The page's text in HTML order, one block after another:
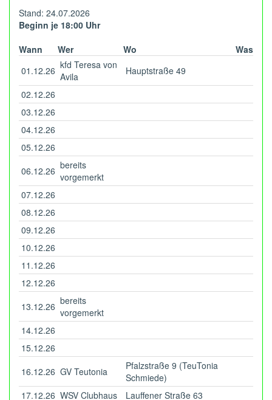
Stand: 24.07.2026
Beginn je 18:00 Uhr
Wann
Wer Wo
Was
01.12.26 kfd Teresa von
Avila
Hauptstraße 49
02.12.26
03.12.26
04.12.26
05.12.26
06.12.26 bereits
vorgemerkt
07.12.26
08.12.26
09.12.26
10.12.26
11.12.26
12.12.26
13.12.26 bereits
vorgemerkt
14.12.26
15.12.26
16.12.26 GV Teutonia
Pfalzstraße 9 (TeuTonia
Schmiede)
17.12.26 WSV Clubhaus Lauffener Straße 63